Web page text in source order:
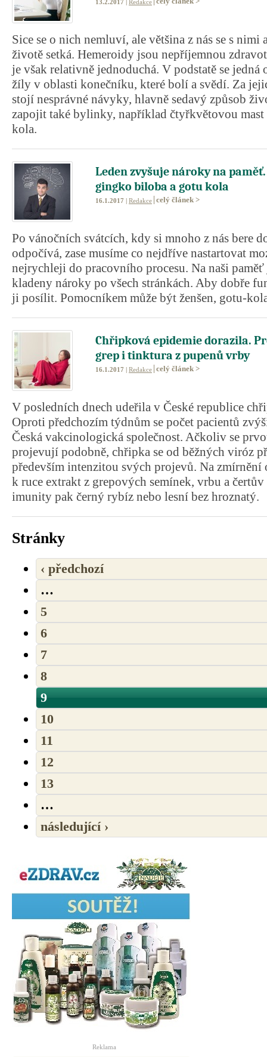
13.2.2017 | Redakce
Sice se o nich nemluví, ale většina z nás se s nimi
životě setká. Hemeroidy jsou nepříjemnou
je však relativně jednoduchá. V podstatě se jedná
žíly v oblasti konečníku, které bolí a svědí. Za
stojí nesprávné návyky, hlavně sedavý způsob
zapojit také bylinky, například čtyřkvětovou
kola.
Leden zvyšuje nároky na
gingko biloba a gotu kola
16.1.2017 | Redakce celý článek >
Po vánočních svátcích, kdy si mnoho z nás bere
odpočívá, zase musíme co nejdříve nastartovat
nejrychleji do pracovního procesu. Na naši
kladeny nároky po všech stránkách. Aby dobře
ji posílit. Pomocníkem může být ženšen, gotu-
Chřipková epidemie dorazila.
grep i tinktura z pupenů vrby
16.1.2017 | Redakce celý článek >
V posledních dnech udeřila v České republice
Oproti předchozím týdnům se počet pacientů
Česká vakcinologická společnost. Ačkoliv se
projevují podobně, chřipka se od běžných viróz
především intenzitou svých projevů. Na zmírnění
k ruce extrakt z grepových semínek, vrbu a
imunity pak černý rybíz nebo lesní bez hroznatý.
Stránky
‹ předchozí
…
5
6
7
8
9
10
11
12
13
…
následující ›
Reklama